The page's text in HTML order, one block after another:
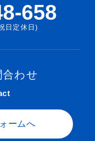
658
日定休日)
わせ
ームへ